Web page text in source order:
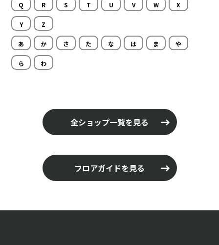
Q R S T U V W X
Y Z
あ か さ た な は ま や
ら わ
全ショップ一覧を見る
フロアガイドを見る